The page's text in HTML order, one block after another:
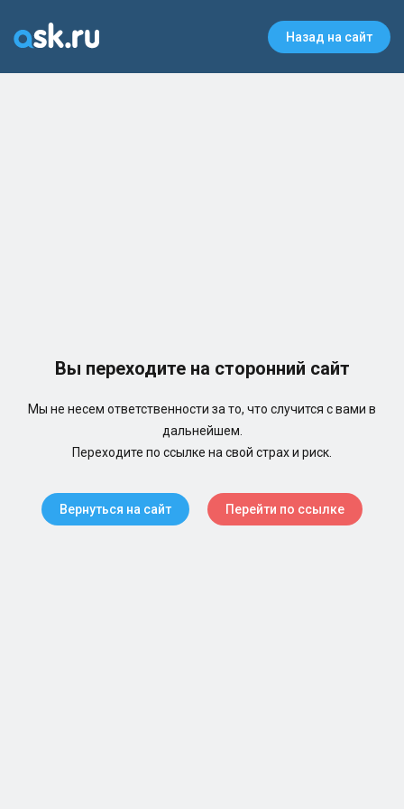
Назад на сайт
Вы переходите на сторонний сайт
Мы не несем ответственности за то, что случится с вами в
дальнейшем.
Переходите по ссылке на свой страх и риск.
Вернуться на сайт Перейти по ссылке